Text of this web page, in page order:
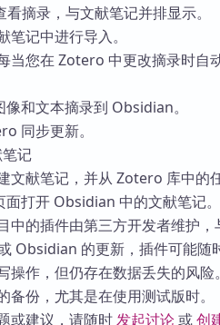
摘录，与文献笔记并排显示。
笔记中进行导入。
当您在 Zotero 中更改摘录时自动
和文本摘录到 Obsidian。
同步更新。
记
文献笔记，并从 Zotero 库中的
打开 Obsidian 中的文献笔记。
中的插件由第三方开发者维护
Obsidian 的更新，插件可能
操作，但仍存在数据丢失的风
备份，尤其是在使用测试版时。
或建议，请随时发起讨论或创